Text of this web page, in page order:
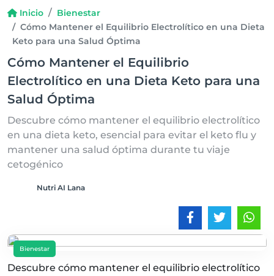
Inicio
Bienestar
Cómo Mantener el Equilibrio Electrolítico en una Dieta
Keto para una Salud Óptima
Cómo Mantener el Equilibrio
Electrolítico en una Dieta Keto para una
Salud Óptima
Descubre cómo mantener el equilibrio electrolítico
en una dieta keto, esencial para evitar el keto flu y
mantener una salud óptima durante tu viaje
cetogénico
Nutri AI Lana
Bienestar
Descubre cómo mantener el equilibrio electrolítico